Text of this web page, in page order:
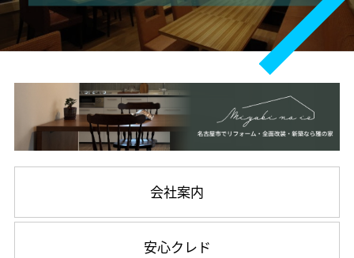
会社案内
安心クレド